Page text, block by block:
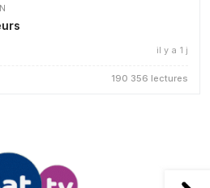
il y a 1 j
190 356 lectures